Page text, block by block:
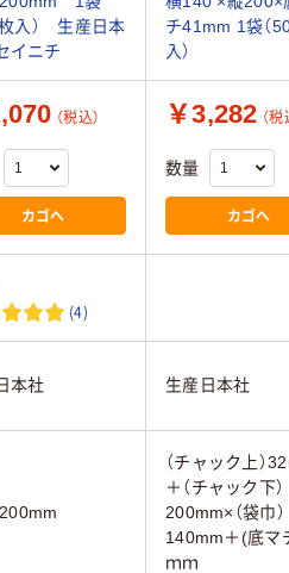
枚入） 生産日本
ニチ
チ41mm 1袋（
入）
（税込）
カゴへ
￥3,282 （税
数量
カゴへ
(4)
本社 生産日本社
（チャック上）
＋（チャック下）
200mm×（袋巾）
140mm＋(底マ
ｍｍ